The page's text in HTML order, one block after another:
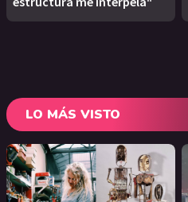
LO MÁS VISTO